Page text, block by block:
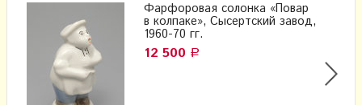
Фарфоровая солонка «Повар
в колпаке», Сысертский завод,
1960-70 гг.
12 500 Р